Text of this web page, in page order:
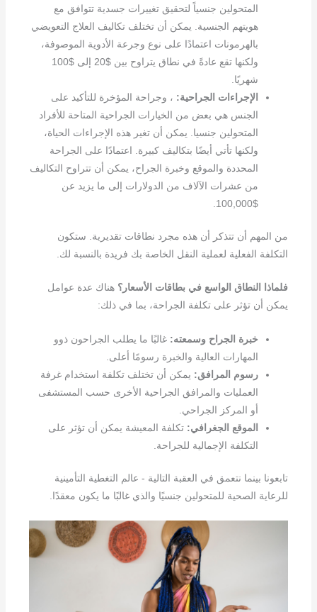
المتحولين جنسياً لتحقيق تغييرات جسدية تتوافق مع
هويتهم الجنسية. يمكن أن تختلف تكاليف العلاج التعويضي
بالهرمونات اعتمادًا على نوع وجرعة الأدوية الموصوفة،
ولكنها تقع عادةً في نطاق يتراوح بين $20 إلى $100
شهريًا.
الإجراءات الجراحية: ، وجراحة المؤخرة للتأكيد على
الجنس هي بعض من الخيارات الجراحية المتاحة للأفراد
المتحولين جنسيا. يمكن أن تغير هذه الإجراءات الحياة،
ولكنها تأتي أيضًا بتكاليف كبيرة. اعتمادًا على الجراحة
المحددة والموقع وخبرة الجراح، يمكن أن تتراوح التكاليف
من عشرات الآلاف من الدولارات إلى ما يزيد عن
$100,000.
من المهم أن تتذكر أن هذه مجرد نطاقات تقديرية. ستكون
التكلفة الفعلية لعملية النقل الخاصة بك فريدة بالنسبة لك.
فلماذا النطاق الواسع في بطاقات الأسعار؟ هناك عدة عوامل
يمكن أن تؤثر على تكلفة الجراحة، بما في ذلك:
خبرة الجراح وسمعته: غالبًا ما يطلب الجراحون ذوو
المهارات العالية والخبرة رسومًا أعلى.
رسوم المرافق: يمكن أن تختلف تكلفة استخدام غرفة
العمليات والمرافق الجراحية الأخرى حسب المستشفى
أو المركز الجراحي.
الموقع الجغرافي: تكلفة المعيشة يمكن أن تؤثر على
التكلفة الإجمالية للجراحة.
تابعونا بينما نتعمق في العقبة التالية - عالم التغطية التأمينية
للرعاية الصحية للمتحولين جنسيًا والذي غالبًا ما يكون معقدًا.